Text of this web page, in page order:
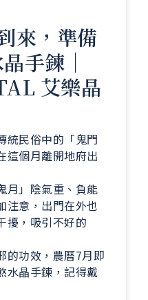
來，準備
手鍊｜
艾樂晶
統民俗中的「鬼門
這個月離開地府出
月」陰氣重、負能
注意，出門在外也
擾，吸引不好的
的功效，農曆7月即
水晶手鍊，記得戴